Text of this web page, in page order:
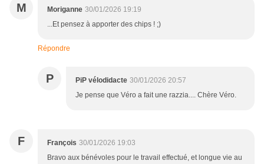
M Moriganne 30/01/2026 19:19
...Et pensez à apporter des chips ! ;)
Répondre
P PiP vélodidacte 30/01/2026 20:57
Je pense que Véro a fait une razzia.... Chère Véro.
F François 30/01/2026 19:03
Bravo aux bénévoles pour le travail effectué, et longue vie au